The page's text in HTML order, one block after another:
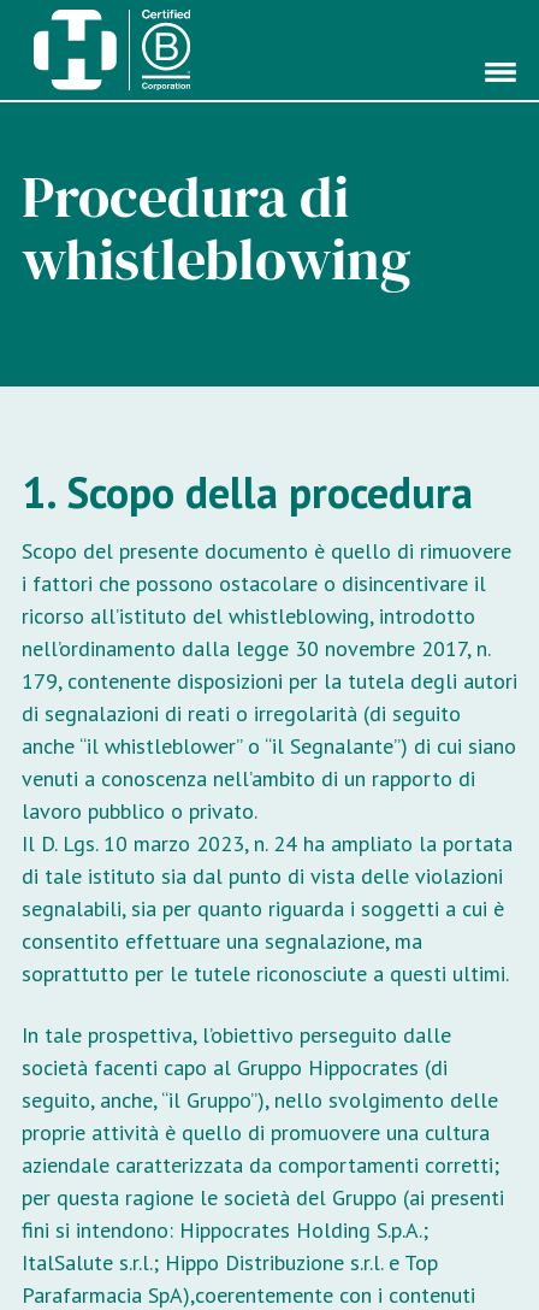
Procedura di
whistleblowing
1. Scopo della procedura
Scopo del presente documento è quello di rimuovere
i fattori che possono ostacolare o disincentivare il
ricorso all’istituto del whistleblowing, introdotto
nell’ordinamento dalla legge 30 novembre 2017, n.
179, contenente disposizioni per la tutela degli autori
di segnalazioni di reati o irregolarità (di seguito
anche “il whistleblower” o “il Segnalante”) di cui siano
venuti a conoscenza nell’ambito di un rapporto di
lavoro pubblico o privato.
Il D. Lgs. 10 marzo 2023, n. 24 ha ampliato la portata
di tale istituto sia dal punto di vista delle violazioni
segnalabili, sia per quanto riguarda i soggetti a cui è
consentito effettuare una segnalazione, ma
soprattutto per le tutele riconosciute a questi ultimi.
In tale prospettiva, l’obiettivo perseguito dalle
società facenti capo al Gruppo Hippocrates (di
seguito, anche, “il Gruppo”), nello svolgimento delle
proprie attività è quello di promuovere una cultura
aziendale caratterizzata da comportamenti corretti;
per questa ragione le società del Gruppo (ai presenti
fini si intendono: Hippocrates Holding S.p.A.;
ItalSalute s.r.l.; Hippo Distribuzione s.r.l. e Top
Parafarmacia SpA),coerentemente con i contenuti